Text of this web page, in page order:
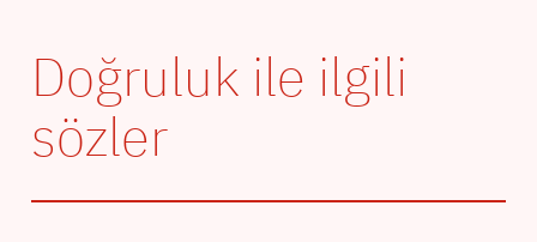
Doğruluk ile ilgili
sözler